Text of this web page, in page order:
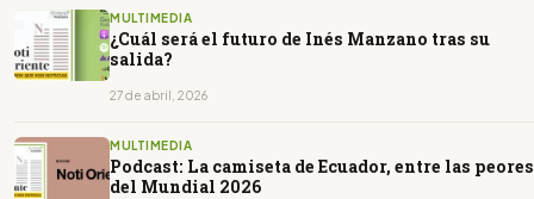
MULTIMEDIA
¿Cuál será el futuro de Inés Manzano tras su
salida?
27 de abril, 2026
MULTIMEDIA
Podcast: La camiseta de Ecuador, entre las peores
del Mundial 2026